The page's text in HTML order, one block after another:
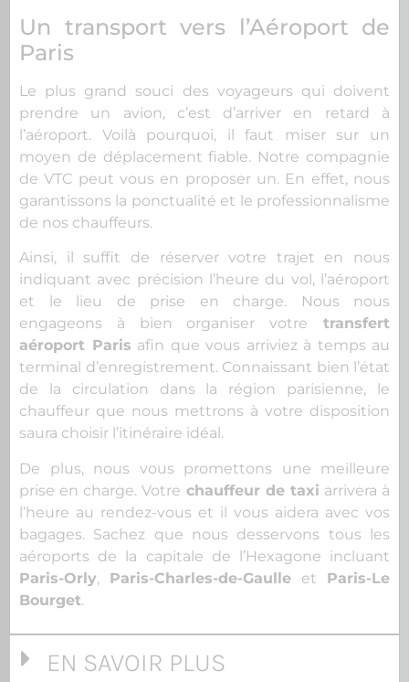
Un transport vers l’Aéroport de
Paris
Le plus grand souci des voyageurs qui doivent
prendre un avion, c’est d’arriver en retard à
l’aéroport. Voilà pourquoi, il faut miser sur un
moyen de déplacement fiable. Notre compagnie
de VTC peut vous en proposer un. En effet, nous
garantissons la ponctualité et le professionnalisme
de nos chauffeurs.
Ainsi, il suffit de réserver votre trajet en nous
indiquant avec précision l’heure du vol, l’aéroport
et le lieu de prise en charge. Nous nous
engageons à bien organiser votre transfert
aéroport Paris afin que vous arriviez à temps au
terminal d’enregistrement. Connaissant bien l’état
de la circulation dans la région parisienne, le
chauffeur que nous mettrons à votre disposition
saura choisir l’itinéraire idéal.
De plus, nous vous promettons une meilleure
prise en charge. Votre chauffeur de taxi arrivera à
l’heure au rendez-vous et il vous aidera avec vos
bagages. Sachez que nous desservons tous les
aéroports de la capitale de l’Hexagone incluant
Paris-Orly, Paris-Charles-de-Gaulle et Paris-Le
Bourget.
EN SAVOIR PLUS